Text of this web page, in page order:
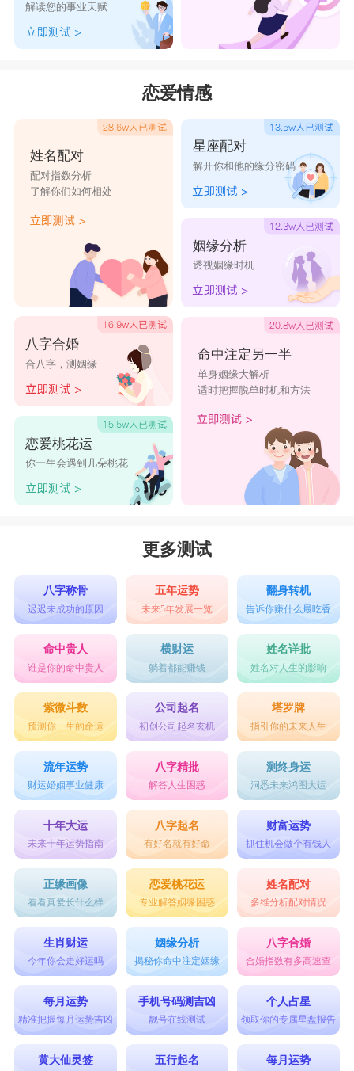
解读您的事业天赋
恋爱情感
姓名配对
配对指数分析
了解你们如何相处
八字合婚
合八字，测姻缘
恋爱桃花运
你一生会遇到几朵桃花
星座配对
解开你和他的缘分密码
姻缘分析
透视姻缘时机
命中注定另一半
单身姻缘大解析
适时把握脱单时机和方法
更多测试
八字称骨
迟迟未成功的原因
五年运势
未来5年发展一览
翻身转机
告诉你赚什么最吃香
命中贵人
谁是你的命中贵人
横财运
躺着都能赚钱
姓名详批
姓名对人生的影响
紫微斗数
预测你一生的命运
公司起名
初创公司起名玄机
塔罗牌
指引你的未来人生
流年运势
财运婚姻事业健康
八字精批
解答人生困惑
测终身运
洞悉未来鸿图大运
十年大运
未来十年运势指南
八字起名
有好名就有好命
财富运势
抓住机会做个有钱人
正缘画像
看看真爱长什么样
恋爱桃花运
专业解答姻缘困惑
姓名配对
多维分析配对情况
生肖财运
今年你会走好运吗
姻缘分析
揭秘你命中注定姻缘
八字合婚
合婚指数有多高速查
每月运势
精准把握每月运势吉凶
手机号码测吉凶
靓号在线测试
个人占星
领取你的专属星盘报告
黄大仙灵签 五行起名 每月运势